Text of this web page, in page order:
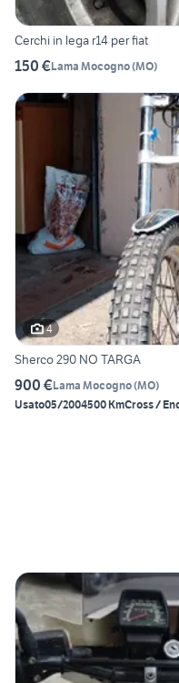
Cerchi in lega r14 per fiat
150 €Lama Mocogno(MO)
4
Sherco 290 NO TARGA
900 €Lama Mocogno(MO)
Usato05/2004500 KmCross /